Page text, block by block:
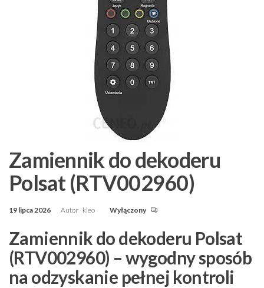
Zamiennik do dekoderu
Polsat (RTV002960)
19 lipca 2026 Autor kleo Wyłączony
Zamiennik do dekoderu Polsat
(RTV002960) – wygodny sposób
na odzyskanie pełnej kontroli